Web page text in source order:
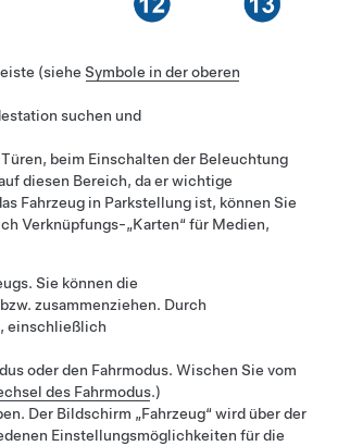
(siehe Symbole in der oberen
suchen und
beim Einschalten der Beleuchtung
diesen Bereich, da er wichtige
Fahrzeug in Parkstellung ist, können Sie
Verknüpfungs-„Karten“ für Medien,
Sie können die
zusammenziehen. Durch
einschließlich
oder den Fahrmodus. Wischen Sie vom
des Fahrmodus.)
Der Bildschirm „Fahrzeug“ wird über der
Einstellungsmöglichkeiten für die